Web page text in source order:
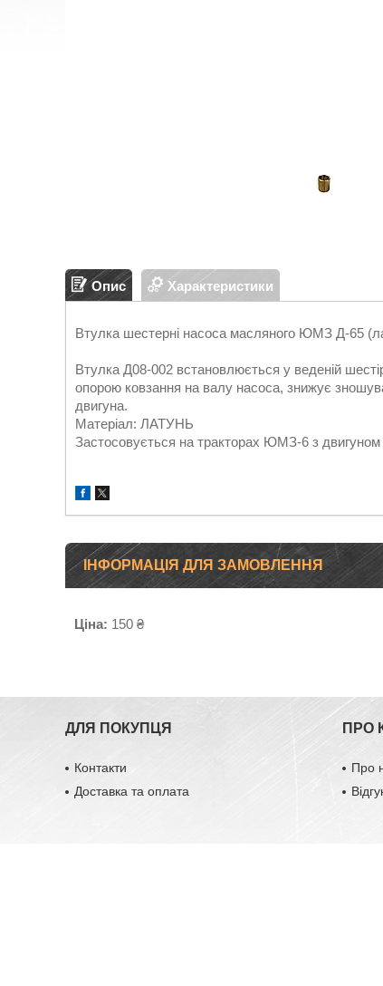
Опис Характеристики
Втулка шестерні насоса масляного ЮМЗ Д-65
Втулка Д08-002 встановлюється у веденій
опорою ковзання на валу насоса, знижує
двигуна.
Матеріал: ЛАТУНЬ
Застосовується на тракторах ЮМЗ-6 з
ІНФОРМАЦІЯ ДЛЯ ЗАМОВЛЕННЯ
Ціна: 150 ₴
ДЛЯ ПОКУПЦЯ
Контакти
Доставка та оплата
ПРО
Про